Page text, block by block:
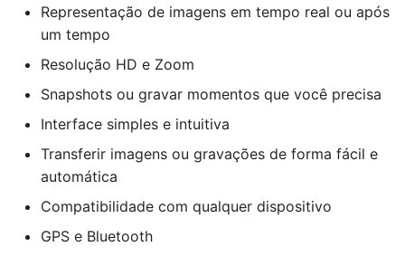
Representação de imagens em tempo real ou após
um tempo
Resolução HD e Zoom
Snapshots ou gravar momentos que você precisa
Interface simples e intuitiva
Transferir imagens ou gravações de forma fácil e
automática
Compatibilidade com qualquer dispositivo
GPS e Bluetooth